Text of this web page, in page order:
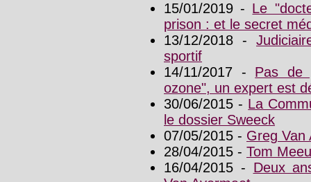
15/01/2019 - Le
prison : et le secret
13/12/2018 -
sportif
14/11/2017 - Pas de
ozone", un expert est
30/06/2015 - La
le dossier Sweeck
07/05/2015 - Greg Van
28/04/2015 - Tom
16/04/2015 - Deux